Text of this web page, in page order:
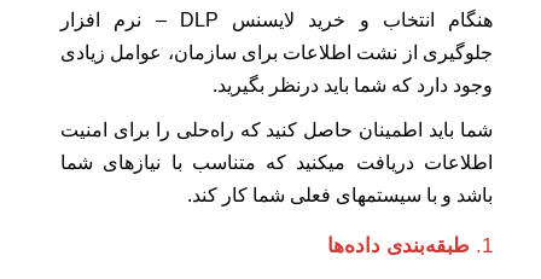
هنگام انتخاب و خرید لایسنس DLP – نرم افزار
جلوگیری از نشت اطلاعات برای سازمان، عوامل زیادی
وجود دارد که شما باید درنظر بگیرید.
شما باید اطمینان حاصل کنید که راه‌حلی را برای امنیت
اطلاعات دریافت میکنید که متناسب با نیازهای شما
باشد و با سیستمهای فعلی شما کار کند.
1. طبقه‌بندی داده‌ها